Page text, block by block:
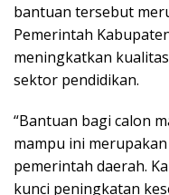
bantuan tersebut
Pemerintah
meningkatkan
sektor pendidikan.
“Bantuan bagi calon
mampu ini
pemerintah daerah.
kunci peningkatan